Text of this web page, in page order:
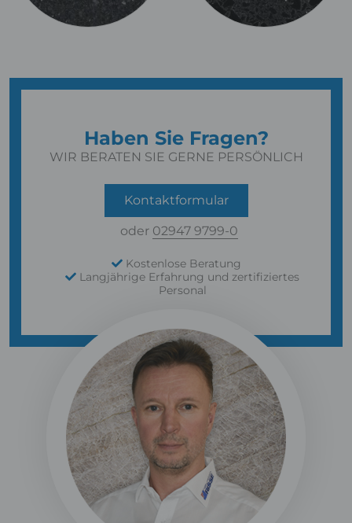
Haben Sie Fragen?
WIR BERATEN SIE GERNE PERSÖNLICH
Kontaktformular
oder 02947 9799-0
Kostenlose Beratung
Langjährige Erfahrung und zertifiziertes
Personal